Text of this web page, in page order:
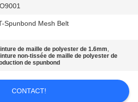
Spunbond Mesh Belt
de maille de polyester de 1.6mm,
non-tissée de maille de polyester de
de spunbond
CONTACT!